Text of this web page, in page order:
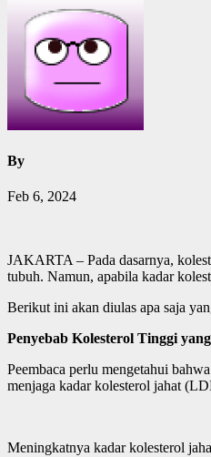
By
Feb 6, 2024
JAKARTA – Pada dasarnya,
tubuh. Namun, apabila kadar
Berikut ini akan diulas apa saja
Penyebab Kolesterol Tinggi
Peembaca perlu mengetahui
menjaga kadar kolesterol jahat
Meningkatnya kadar kolesterol